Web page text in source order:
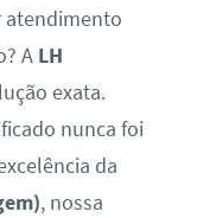
atendimento
A LH
exata.
nunca foi
da
, nossa